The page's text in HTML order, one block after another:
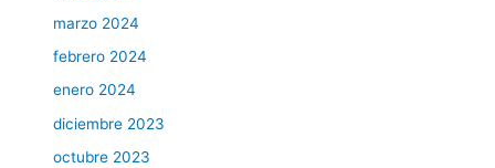
marzo 2024
febrero 2024
enero 2024
diciembre 2023
octubre 2023